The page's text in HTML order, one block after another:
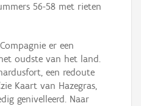
56-58 met rieten
er een
oudste van het land.
een redoute
Kaart van Hazegras,
genivelleerd. Naar